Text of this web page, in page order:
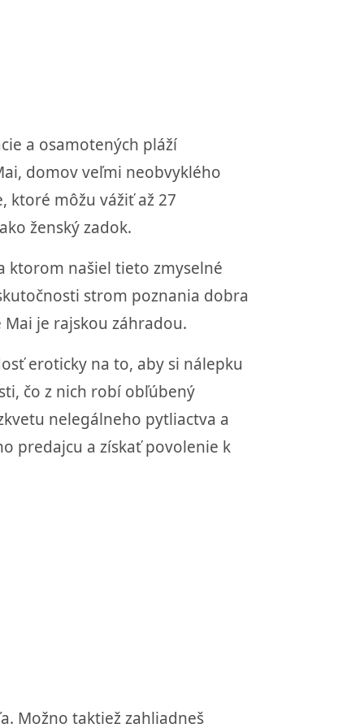
a osamotených pláží
domov veľmi neobvyklého
ktoré môžu vážiť až 27
ženský zadok.
ktorom našiel tieto zmyselné
strom poznania dobra
je rajskou záhradou.
eroticky na to, aby si nálepku
čo z nich robí obľúbený
nelegálneho pytliactva a
predajcu a získať povolenie k
Možno taktiež zahliadneš